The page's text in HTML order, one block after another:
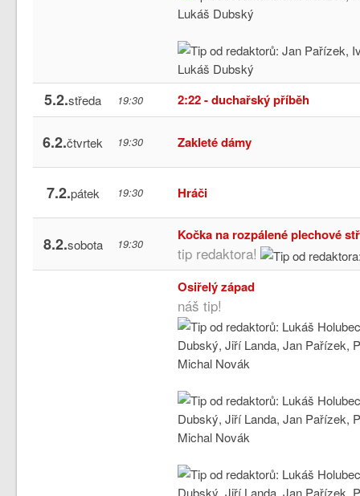
5.2.středa 19:30 2:22 - duchařský příběh
6.2.čtvrtek 19:30 Zakleté dámy
7.2.pátek 19:30 Hráči
8.2.sobota 19:30
Kočka na rozpálené plechové
tip redaktora!
Osiřelý západ
náš tip!